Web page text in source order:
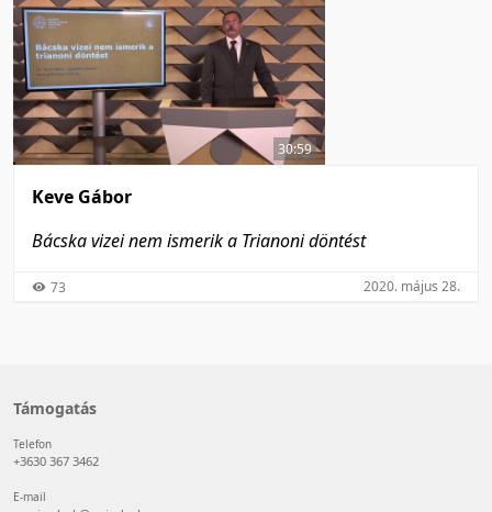
30:59
Keve Gábor
Bácska vizei nem ismerik a Trianoni döntést
73 2020. május 28.
Támogatás
Telefon
+3630 367 3462
E-mail